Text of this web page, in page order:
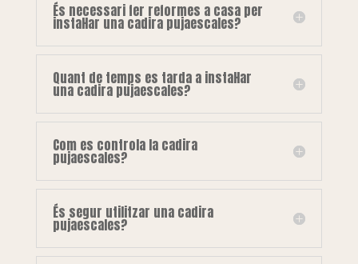
És necessari fer reformes a casa per
instal·lar una cadira pujaescales?
Quant de temps es tarda a instal·lar
una cadira pujaescales?
Com es controla la cadira
pujaescales?
És segur utilitzar una cadira
pujaescales?